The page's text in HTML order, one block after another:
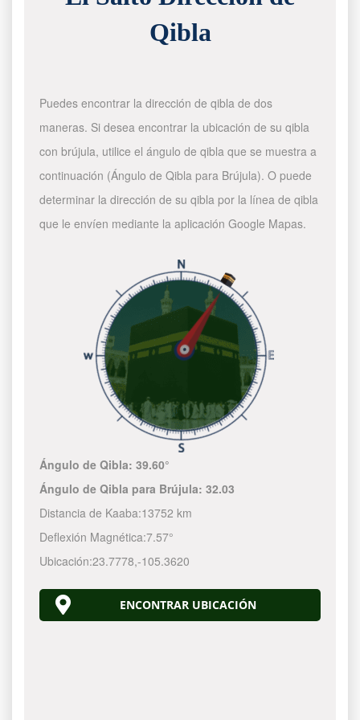
Qibla
Puedes encontrar la dirección de qibla de dos
maneras. Si desea encontrar la ubicación de su qibla
con brújula, utilice el ángulo de qibla que se muestra a
continuación (Ángulo de Qibla para Brújula). O puede
determinar la dirección de su qibla por la línea de qibla
que le envíen mediante la aplicación Google Mapas.
Ángulo de Qibla:39.60°
Ángulo de Qibla para Brújula:32.03
Distancia de Kaaba:13752 km
Deflexión Magnética:7.57°
Ubicación:23.7778,-105.3620
ENCONTRAR UBICACIÓN